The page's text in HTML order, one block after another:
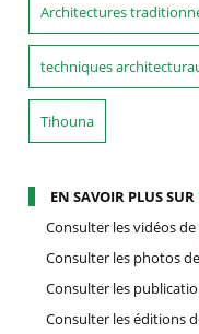
Architectures
techniques
Tihouna
EN SAVOIR PLUS SUR
Consulter les vidéos de
Consulter les photos
Consulter les
Consulter les éditions